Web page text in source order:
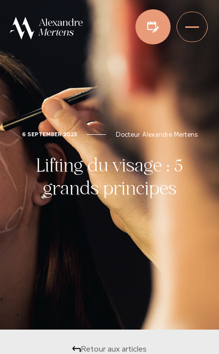
6 SEPTEMBER 2023 Docteur Alexandre Mertens
Lifting du visage : 5
grands principes
Retour aux articles